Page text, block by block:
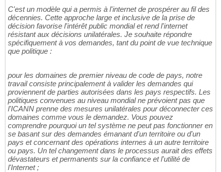
C'est un modèle qui a permis à l'internet de prospérer au fil des
décennies. Cette approche large et inclusive de la prise de
décision favorise l'intérêt public mondial et rend l'internet
résistant aux décisions unilatérales. Je souhaite répondre
spécifiquement à vos demandes, tant du point de vue technique
que politique :
pour les domaines de premier niveau de code de pays, notre
travail consiste principalement à valider les demandes qui
proviennent de parties autorisées dans les pays respectifs. Les
politiques convenues au niveau mondial ne prévoient pas que
l'ICANN prenne des mesures unilatérales pour déconnecter ces
domaines comme vous le demandez. Vous pouvez
comprendre pourquoi un tel système ne peut pas fonctionner en
se basant sur des demandes émanant d'un territoire ou d'un
pays et concernant des opérations internes à un autre territoire
ou pays. Un tel changement dans le processus aurait des effets
dévastateurs et permanents sur la confiance et l'utilité de
l'Internet ;